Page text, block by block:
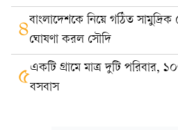
৪বাংলাদেশকে নিয়ে গঠিত
ঘোষণা করল সৌদি
৫একটি গ্রামে মাত্র দুটি পরিবার,
বসবাস